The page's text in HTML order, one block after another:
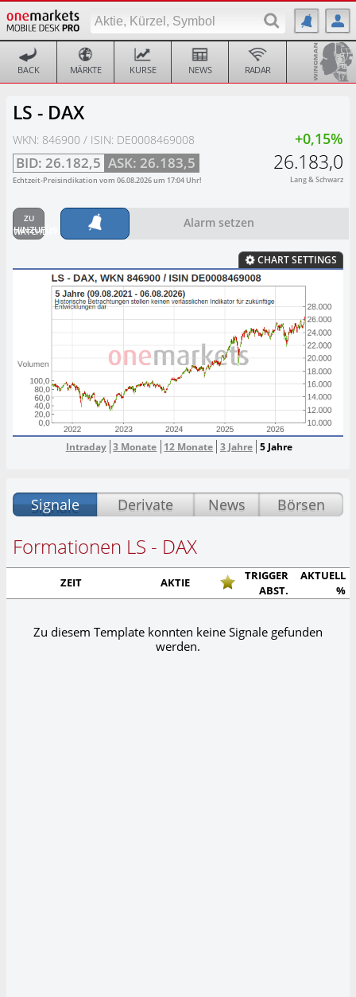
BACK MÄRKTE KURSE NEWS RADAR
LS - DAX
WKN: 846900 / ISIN: DE0008469008
BID:26.182,5 ASK: 26.183,5
Echtzeit-Preisindikation vom 06.08.2026um 17:04Uhr!
+0,15%
26.183,0
Lang & Schwarz
Alarm setzen
CHART SETTINGS
Intraday 3 Monate 12 Monate 3 Jahre 5 Jahre
Signale Derivate News Börsen
Formationen LS - DAX
ZEIT AKTIE TRIGGER
AKTUELL
ABST.
%
Zu diesem Template konnten keine Signale gefunden
werden.